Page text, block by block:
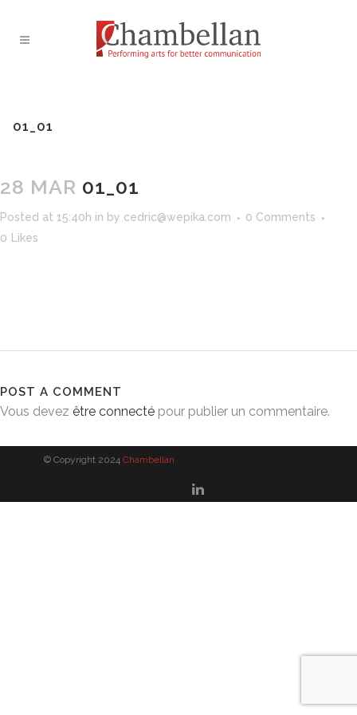
01_01
28 MAR 01_01
Posted at 15:40h in by cedric@wepika.com
0 Comments
0
Likes
POST A COMMENT
Vous devez être connecté pour publier un commentaire.
© Copyright 2024 Chambellan